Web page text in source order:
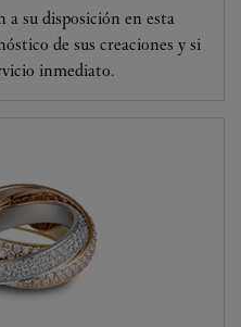
a su disposición en esta
de sus creaciones y si
inmediato.